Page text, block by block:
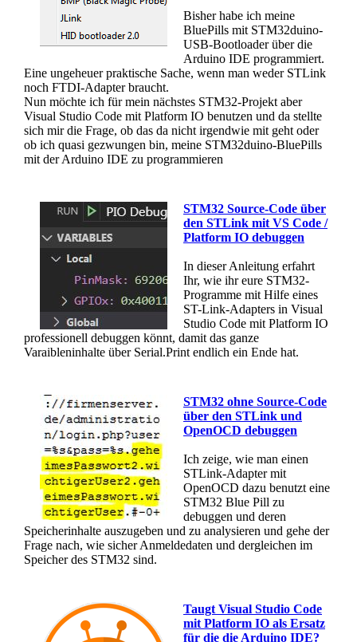
Bisher habe ich meine
BluePills mit STM32duino-
USB-Bootloader über die
Arduino IDE programmiert.
Eine ungeheuer praktische Sache, wenn man weder STLink
noch FTDI-Adapter braucht.
Nun möchte ich für mein nächstes STM32-Projekt aber
Visual Studio Code mit Platform IO benutzen und da stellte
sich mir die Frage, ob das da nicht irgendwie mit geht oder
ob ich quasi gezwungen bin, meine STM32duino-BluePills
mit der Arduino IDE zu programmieren
STM32 Source-Code über
den STLink mit VS Code /
Platform IO debuggen
In dieser Anleitung erfahrt
Ihr, wie ihr eure STM32-
Programme mit Hilfe eines
ST-Link-Adapters in Visual
Studio Code mit Platform IO
professionell debuggen könnt, damit das ganze
Varaibleninhalte über Serial.Print endlich ein Ende hat.
STM32 ohne Source-Code
über den STLink und
OpenOCD debuggen
Ich zeige, wie man einen
STLink-Adapter mit
OpenOCD dazu benutzt eine
STM32 Blue Pill zu
debuggen und deren
Speicherinhalte auszugeben und zu analysieren und gehe der
Frage nach, wie sicher Anmeldedaten und dergleichen im
Speicher des STM32 sind.
Taugt Visual Studio Code
mit Platform IO als Ersatz
für die die Arduino IDE?